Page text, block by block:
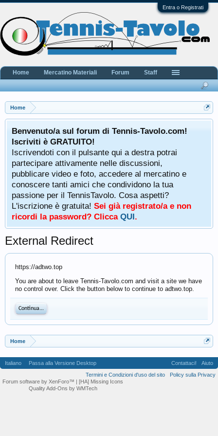
Entra o Registrati
Home
Benvenuto/a sul forum di Tennis-Tavolo.com!
Iscriviti è GRATUITO!
Iscrivendoti con il pulsante qui a destra potrai
partecipare attivamente nelle discussioni,
pubblicare video e foto, accedere al mercatino e
conoscere tanti amici che condividono la tua
passione per il TennisTavolo. Cosa aspetti?
L'iscrizione è gratuita! Sei già registrato/a e non
ricordi la password? Clicca QUI.
External Redirect
https://adtwo.top
You are about to leave Tennis-Tavolo.com and visit a site we have
no control over. Click the button below to continue to adtwo.top.
Continua...
Home
Home Mercatino Materiali Forum Staff
Italiano Passa alla Versione Desktop Contattaci!
Aiuto
Termini e Condizioni d'uso del sito
Policy sulla Privacy
Forum software by XenForo™ | [HA] Missing Icons
Quality Add-Ons by WMTech